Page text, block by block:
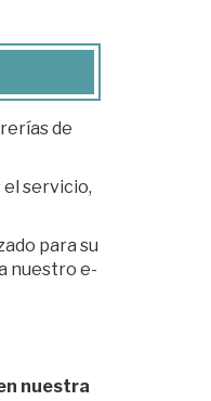
de
el servicio,
para su
nuestra